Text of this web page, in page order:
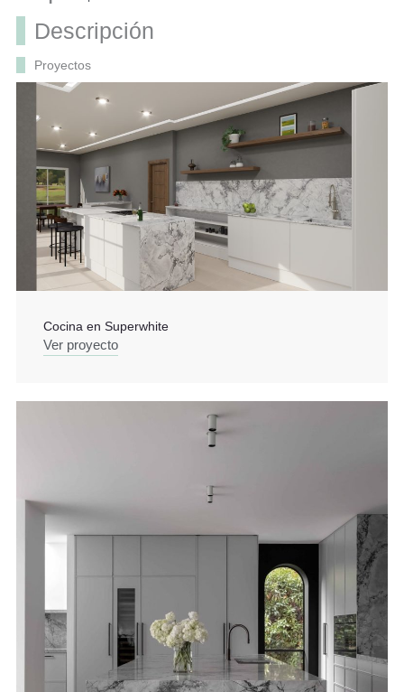
Descripción
Proyectos
Cocina en Superwhite
Ver proyecto